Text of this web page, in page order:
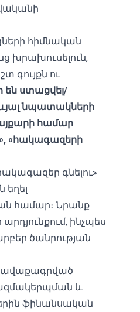
հիմնական
խրախուսելուն,
գույքն ու
են ստացվել/
նպատակների
համար
«հակագազերի
գնելու»
համար։ Նրանք
ինչպես
ծանրության
հավաքագրված
և
ֆինանսական